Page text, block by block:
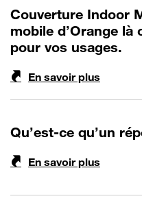
Couverture Indoor
mobile d’Orange
pour vos usages.
En savoir plus
Qu’est-ce qu’un
En savoir plus